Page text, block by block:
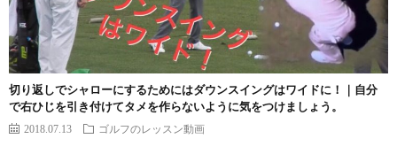
切り返しでシャローにするためにはダウンスイングはワイドに！｜自分
で右ひじを引き付けてタメを作らないように気をつけましょう。
2018.07.13 ゴルフのレッスン動画